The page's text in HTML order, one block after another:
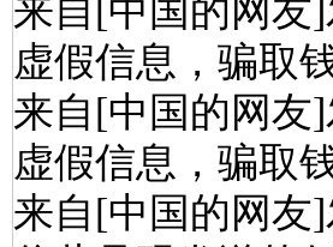
来自[中国的网友
虚假信息，骗取
来自[中国的网友
虚假信息，骗取
来自[中国的网友